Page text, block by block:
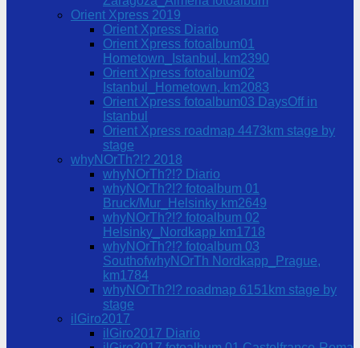
Orient Xpress 2019
Orient Xpress Diario
Orient Xpress fotoalbum01
Hometown_Istanbul, km2390
Orient Xpress fotoalbum02
Istanbul_Hometown, km2083
Orient Xpress fotoalbum03 DaysOff in
Istanbul
Orient Xpress roadmap 4473km stage by
stage
whyNOrTh?!? 2018
whyNOrTh?!? Diario
whyNOrTh?!? fotoalbum 01
Bruck/Mur_Helsinky km2649
whyNOrTh?!? fotoalbum 02
Helsinky_Nordkapp km1718
whyNOrTh?!? fotoalbum 03
SouthofwhyNOrTh Nordkapp_Prague,
km1784
whyNOrTh?!? roadmap 6151km stage by
stage
ilGiro2017
ilGiro2017 Diario